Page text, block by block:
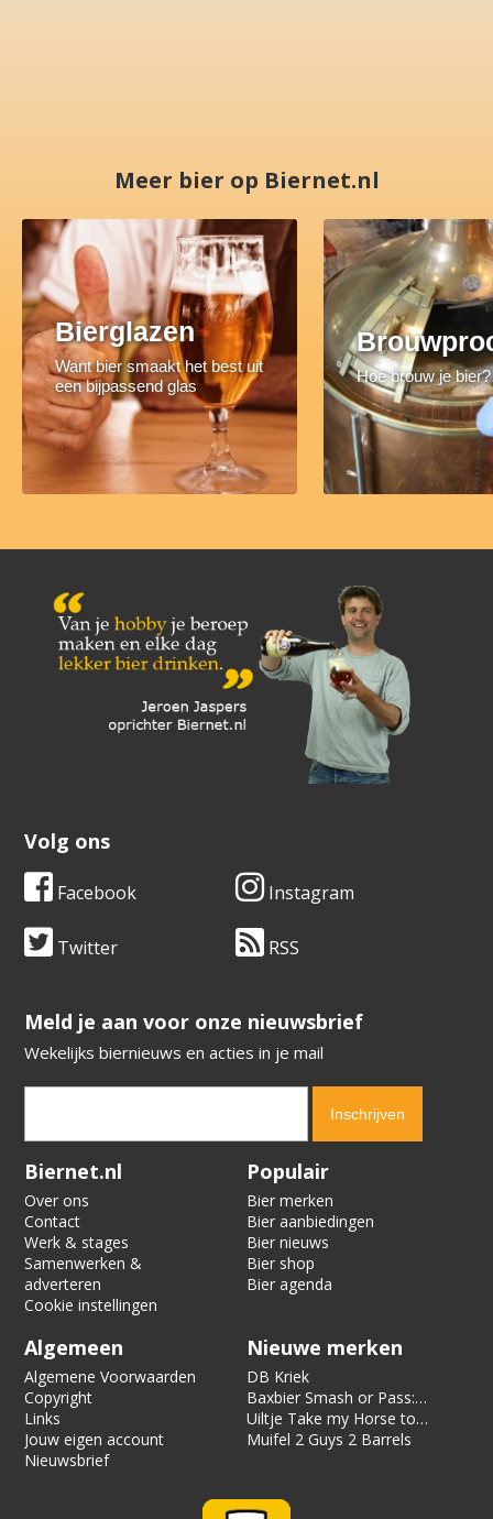
Meer bier op Biernet.nl
Bierglazen
Want bier smaakt het best uit
een bijpassend glas
Hoe brouw je bier?
Volg ons
Facebook Instagram
Twitter RSS
​​​​​​​Meld je aan voor onze nieuwsbrief
Wekelijks biernieuws en acties in je mail
Verification code:
Biernet.nl
Over ons
Contact
Werk & stages
Samenwerken &
adverteren
Cookie instellingen
Populair
Bier merken
Bier aanbiedingen
Bier nieuws
Bier shop
Bier agenda
Algemeen
Algemene Voorwaarden
Copyright
Links
Jouw eigen account
Nieuwsbrief
Nieuwe merken
DB Kriek
Baxbier Smash or Pass:
Strata
Uiltje Take my Horse to
the Hotel Room
Muifel 2 Guys 2 Barrels